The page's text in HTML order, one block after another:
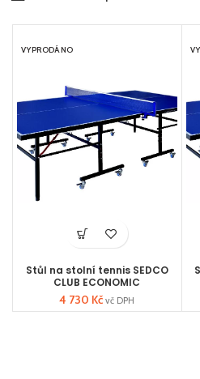
VYPRODÁNO
Stůl na stolní tennis SEDCO
CLUB ECONOMIC
4 730 Kč vč DPH